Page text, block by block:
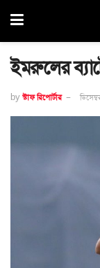
ইমরুলের
by স্টাফ রিপোর্টার